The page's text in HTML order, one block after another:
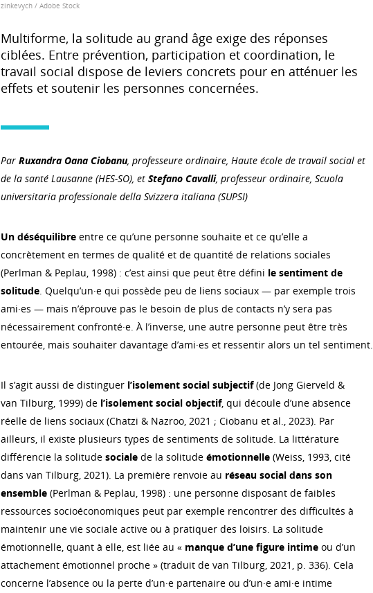
zinkevych / Adobe Stock
Multiforme, la solitude au grand âge exige des réponses
ciblées. Entre prévention, participation et coordination, le
travail social dispose de leviers concrets pour en atténuer les
effets et soutenir les personnes concernées.
Par Ruxandra Oana Ciobanu, professeure ordinaire, Haute école de travail social et
de la santé Lausanne (HES-SO), et Stefano Cavalli, professeur ordinaire, Scuola
universitaria professionale della Svizzera italiana (SUPSI)
Un déséquilibreentre ce qu’une personne souhaite et ce qu’elle a
concrètement en termes de qualité et de quantité de relations sociales
(Perlman & Peplau, 1998) : c’est ainsi que peut être défini le sentiment de
solitude. Quelqu’un·e qui possède peu de liens sociaux — par exemple trois
ami·es — mais n’éprouve pas le besoin de plus de contacts n’y sera pas
nécessairement confronté·e. À l’inverse, une autre personne peut être très
entourée, mais souhaiter davantage d’ami·es et ressentir alors un tel sentiment.
Il s’agit aussi de distinguer l’isolement social subjectif(de Jong Gierveld &
van Tilburg, 1999) de l’isolement social objectif, qui découle d’une absence
réelle de liens sociaux (Chatzi & Nazroo, 2021 ; Ciobanu et al., 2023). Par
ailleurs, il existe plusieurs types de sentiments de solitude. La littérature
différencie la solitudesocialede la solitude émotionnelle(Weiss, 1993, cité
dans van Tilburg, 2021). La première renvoie au réseau social dans son
ensemble(Perlman & Peplau, 1998) : une personne disposant de faibles
ressources socioéconomiques peut par exemple rencontrer des difficultés à
maintenir une vie sociale active ou à pratiquer des loisirs. La solitude
émotionnelle, quant à elle, est liée au « manque d’une figure intimeou d’un
attachement émotionnel proche » (traduit de van Tilburg, 2021, p. 336). Cela
concerne l’absence ou la perte d’un·e partenaire ou d’un·e ami·e intime